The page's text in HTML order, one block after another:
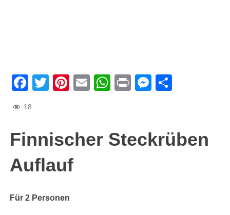
Facebook
TwitterPinterest
EmailWhatsApp
Print
18
Finnischer Steckrüben
Auflauf
Für 2 Personen